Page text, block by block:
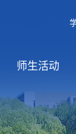
师生活动